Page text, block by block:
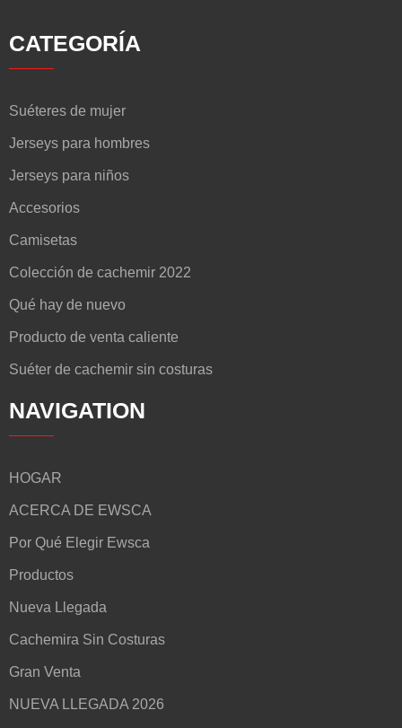
CATEGORÍA
Suéteres de mujer
Jerseys para hombres
Jerseys para niños
Accesorios
Camisetas
Colección de cachemir 2022
Qué hay de nuevo
Producto de venta caliente
Suéter de cachemir sin costuras
NAVIGATION
HOGAR
ACERCA DE EWSCA
Por Qué Elegir Ewsca
Productos
Nueva Llegada
Cachemira Sin Costuras
Gran Venta
NUEVA LLEGADA 2026